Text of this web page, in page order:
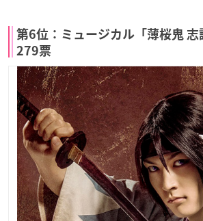
第6位：ミュージカル「薄桜鬼 志
279票